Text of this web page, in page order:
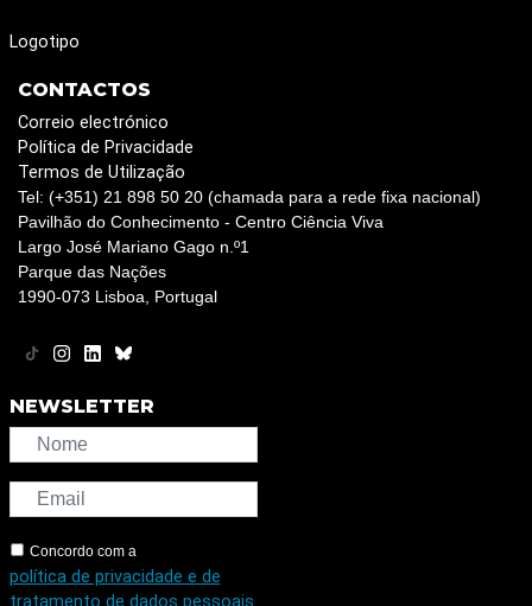
Logotipo
CONTACTOS
Correio electrónico
Política de Privacidade
Termos de Utilização
Tel: (+351) 21 898 50 20 (chamada para a rede fixa nacional)
Pavilhão do Conhecimento - Centro Ciência Viva
Largo José Mariano Gago n.º1
Parque das Nações
1990-073 Lisboa, Portugal
NEWSLETTER
Concordo com a
política de privacidade e de
tratamento de dados pessoais